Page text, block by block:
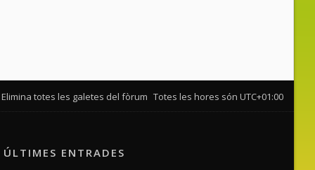
Totes les hores són UTC+01:00
Elimina totes les galetes del fòrum
ÚLTIMES ENTRADES